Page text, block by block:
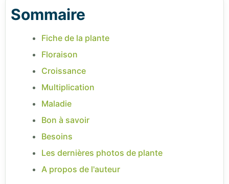
Sommaire
Fiche de la plante
Floraison
Croissance
Multiplication
Maladie
Bon à savoir
Besoins
Les dernières photos de plante
A propos de l'auteur